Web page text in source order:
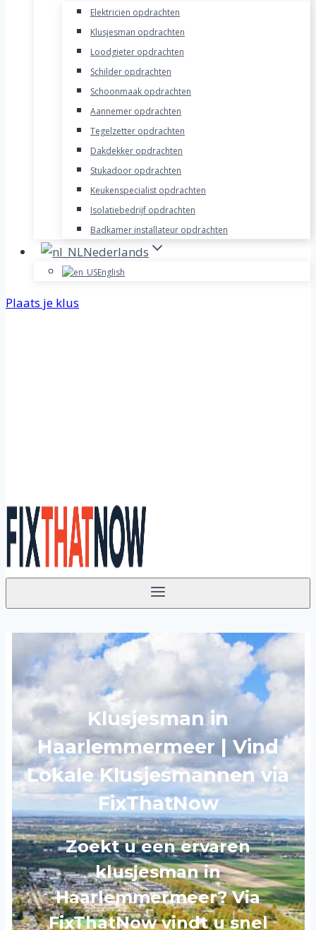
Elektricien opdrachten
Klusjesman opdrachten
Loodgieter opdrachten
Schilder opdrachten
Schoonmaak opdrachten
Aannemer opdrachten
Tegelzetter opdrachten
Dakdekker opdrachten
Stukadoor opdrachten
Keukenspecialist opdrachten
Isolatiebedrijf opdrachten
Badkamer installateur opdrachten
Nederlands
English
Plaats je klus
Klusjesman in
Haarlemmermeer | Vind
Lokale Klusjesmannen via
FixThatNow
Zoekt u een ervaren
klusjesman in
Haarlemmermeer? Via
FixThatNow vindt u snel